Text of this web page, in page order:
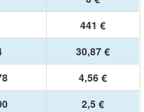
441 €
30,87 €
4,56 €
2,5 €